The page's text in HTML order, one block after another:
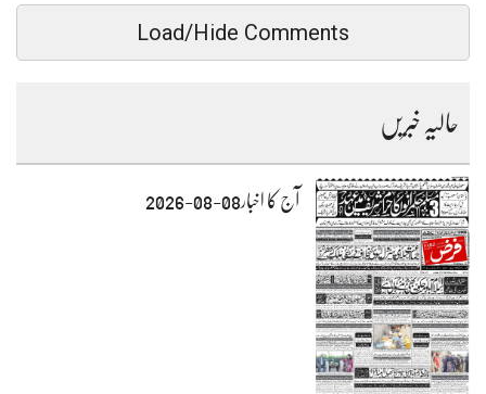
Load/Hide Comments
حالیہ خبریں
آج کا اخبار08-08-2026